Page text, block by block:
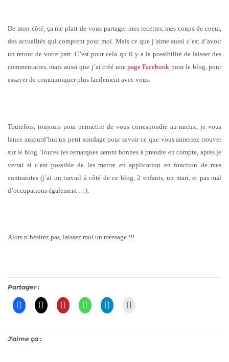
De mon côté, ça me plait de vous partager mes recettes, mes coups de coeur,
des actualités qui comptent pour moi. Mais ce que j’aime aussi c’est d’avoir
un retour de votre part. C’est pour cela qu’il y a la possibilité de laisser des
commentaires, mais aussi que j’ai créé une page Facebook pour le blog, pour
essayer de communiquer plus facilement avec vous.
Toutefois, toujours pour permettre de vous correspondre au mieux, je vous
lance aujourd’hui un petit sondage pour savoir ce que vous aimeriez trouver
sur le blog. Toutes les remarques seront bonnes à prendre en compte, après je
verrai si c’est possible de les mettre en application en fonction de mes
contraintes (j’ai un travail à côté de ce blog, 2 enfants, un mari, et pas mal
d’occupations également …).
Alors n’hésitez pas, laissez moi un message !!!
Partager :
J’aime ça :